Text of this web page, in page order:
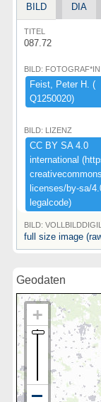
BILD DIA
TITEL
087.72
BILD: FOTOGRAF*IN
Feist,​ ​Peter ​H.​ ​(​
Q1250020)​
BILD: LIZENZ
CC ​BY ​SA ​4.​0 ​
international
licenses/​by-​sa/​
legalcode)​
BILD:
full size image
Geodaten